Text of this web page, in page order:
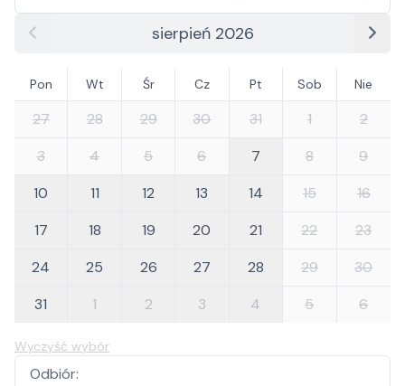
sierpień 2026
Pon Wt Śr Cz Pt Sob Nie
27 28 29 30 31 1
2
3
4 5 6 7 8
9
10
11 12 13 14 15
16
17
18 19 20 21 22
23
24
25 26 27 28 29
30
31
1 2 3 4 5 6
Wyczyść wybór
Odbiór: